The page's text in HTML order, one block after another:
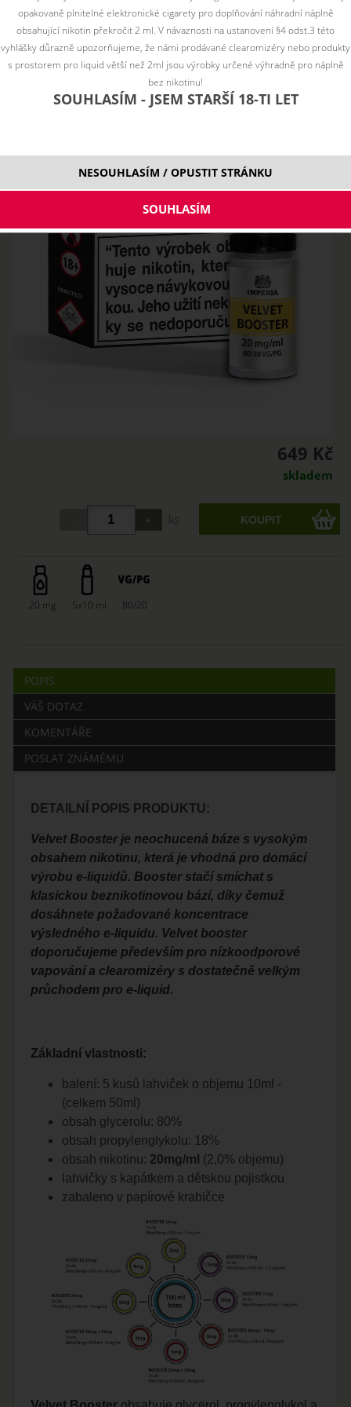
649 Kč
skladem
ks
20 mg 5x10 ml 80/20
POPIS
VÁŠ DOTAZ
KOMENTÁŘE
POSLAT ZNÁMÉMU
DETAILNÍ POPIS PRODUKTU:
Velvet Booster je neochucená báze s vysokým
obsahem nikotinu, která je vhodná pro domácí
výrobu e-liquidů. Booster stačí smíchat s
klasickou beznikotinovou bází, díky čemuž
dosáhnete požadované koncentrace
výsledného e-liquidu. Velvet booster
doporučujeme především pro nízkoodporové
vapování a clearomizéry s dostatečně velkým
průchodem pro e-liquid.
Základní vlastnosti:
balení: 5 kusů lahviček o objemu 10ml -
(celkem 50ml)
obsah glycerolu: 80%
obsah propylenglykolu: 18%
obsah nikotinu: 20mg/ml (2,0% objemu)
lahvičky s kapátkem a dětskou pojistkou
zabaleno v papírové krabičce
opakovaně plnitelné elektronické cigarety pro doplňování náhradní náplně
obsahující nikotin překročit 2 ml. V návaznosti na ustanovení §4 odst.3 této
vyhlášky důrazně upozorňujeme, že námi prodávané clearomizéry nebo produkty
s prostorem pro liquid větší než 2ml jsou výrobky určené výhradně pro náplně
bez nikotinu!
SOUHLASÍM - JSEM STARŠÍ 18-TI LET
NESOUHLASÍM / OPUSTIT STRÁNKU